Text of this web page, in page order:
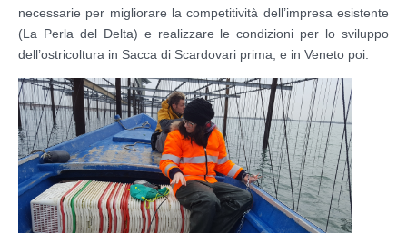
necessarie per migliorare la competitività dell’impresa esistente
(La Perla del Delta) e realizzare le condizioni per lo sviluppo
dell’ostricoltura in Sacca di Scardovari prima, e in Veneto poi.